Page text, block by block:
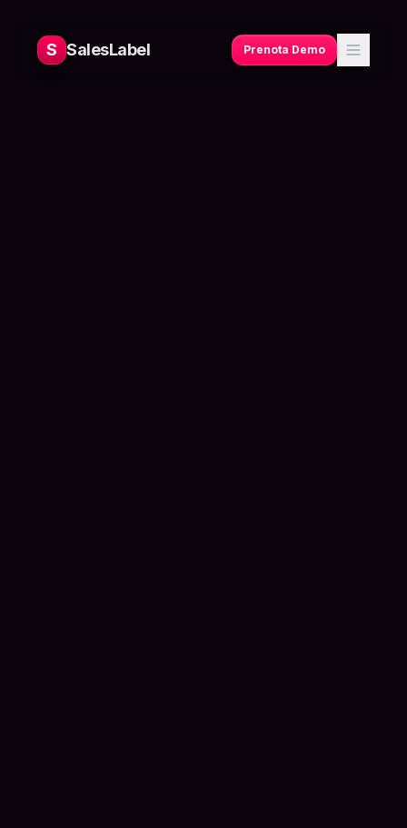
S SalesLabel Prenota Demo